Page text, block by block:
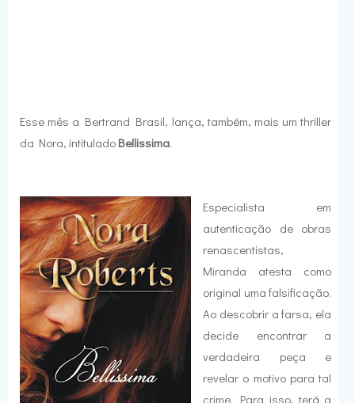
Esse mês a Bertrand Brasil, lança, também, mais um thriller
da Nora, intitulado Bellissima.
Especialista em
autenticação de obras
renascentistas,
Miranda atesta como
original uma falsificação.
Ao descobrir a farsa, ela
decide encontrar a
verdadeira peça e
revelar o motivo para tal
crime. Para isso, terá a